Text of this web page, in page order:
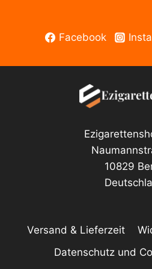
Die
können
der
gewählt
werden
Facebook
10829
Versand & Lieferzeit
Datenschutz und